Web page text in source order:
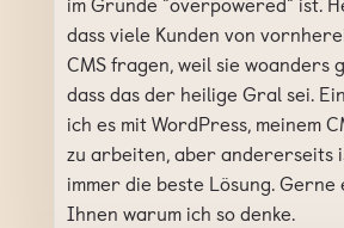
dass viele Kunden von
CMS fragen, weil sie woanders
dass das der heilige Gral sei.
ich es mit WordPress, meinem
zu arbeiten, aber andererseits
immer die beste Lösung.
Ihnen warum ich so denke.